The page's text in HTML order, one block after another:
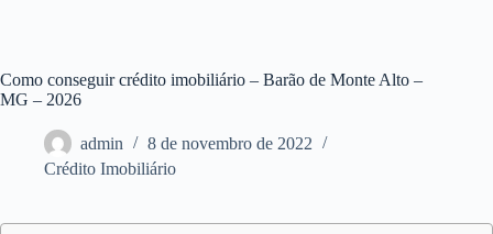
Como conseguir crédito imobiliário – Barão de Monte Alto –
MG – 2026
admin
8 de novembro de 2022
Crédito Imobiliário